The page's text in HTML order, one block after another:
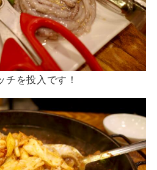
チを投入です！